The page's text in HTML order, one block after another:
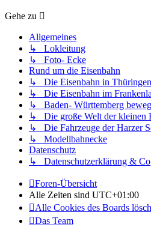
Gehe zu
Allgemeines
↳ Lokleitung
↳ Foto- Ecke
Rund um die Eisenbahn
↳ Die Eisenbahn in Thüringen
↳ Die Eisenbahn im
↳ Baden- Württemberg
↳ Die große Welt der kleinen
↳ Die Fahrzeuge der Harzer
↳ Modellbahnecke
Datenschutz
↳ Datenschutzerklärung & Co
Foren-Übersicht
Alle Zeiten sind UTC+01:00
Alle Cookies des Boards
Das Team